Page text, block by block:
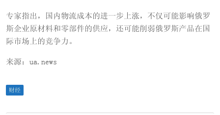
专家指出，国内物流成本的进一步上涨，不仅可能影响俄罗
斯企业原材料和零部件的供应，还可能削弱俄罗斯产品在国
际市场上的竞争力。
来源：ua.news
财经